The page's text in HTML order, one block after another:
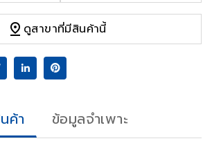
pin_drop ดูสาขาที่มีสินค้านี้
ค้า ข้อมูลจำเพาะ